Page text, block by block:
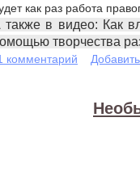
как раз работа
также в видео: Как
творчества
комментарий